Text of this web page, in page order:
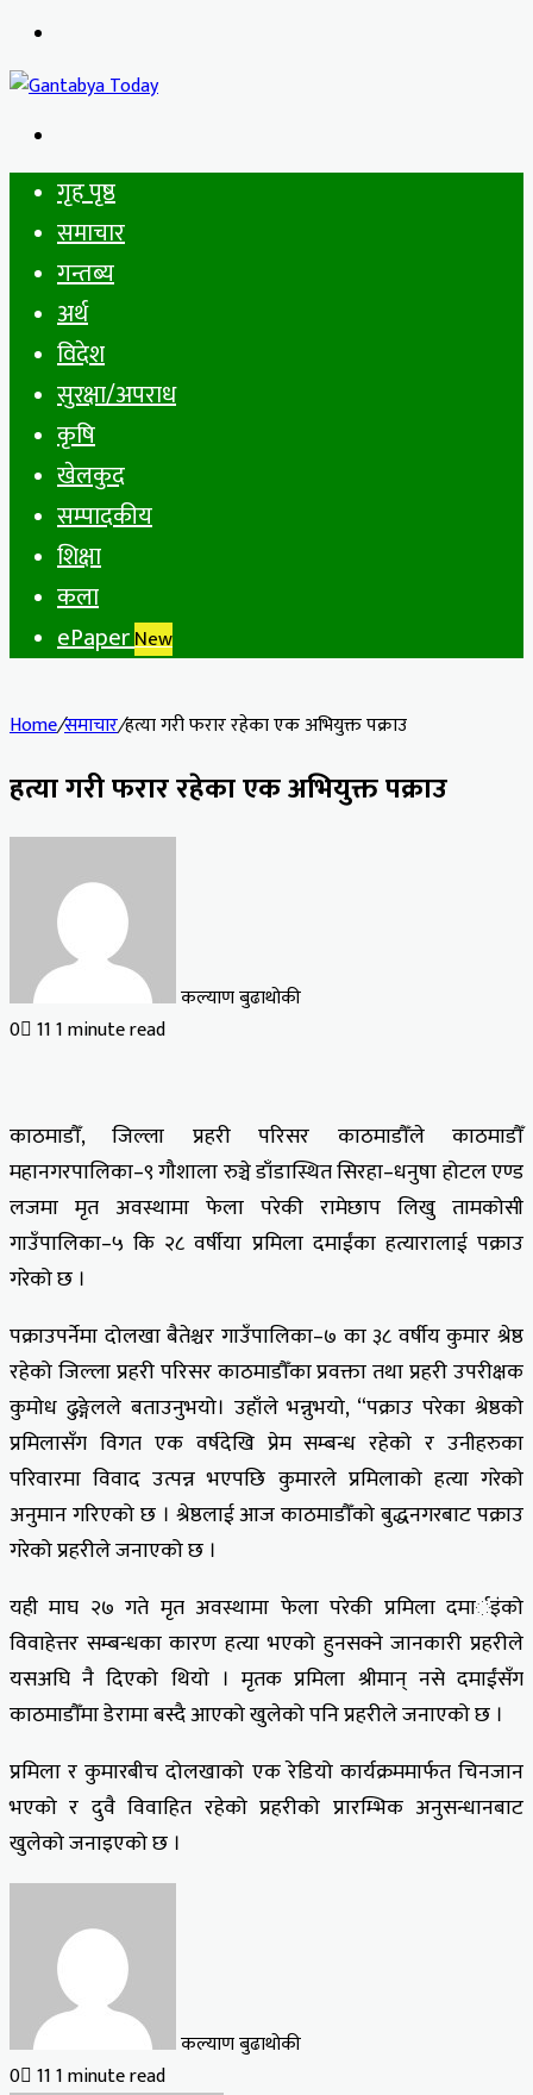
for
गृह पृष्ठ
समाचार
गन्तब्य
अर्थ
विदेश
सुरक्षा/अपराध
कृषि
खेलकुद
सम्पादकीय
शिक्षा
कला
ePaperNew
Home/समाचार/हत्या गरी फरार रहेका एक अभियुक्त पक्राउ
हत्या गरी फरार रहेका एक अभियुक्त पक्राउ
कल्याण बुढाथोकी
0 111 minute read
काठमाडौँ, जिल्ला प्रहरी परिसर काठमाडौँले काठमाडौँ
महानगरपालिका–९ गौशाला रुञ्चे डाँडास्थित सिरहा–धनुषा होटल एण्ड
लजमा मृत अवस्थामा फेला परेकी रामेछाप लिखु तामकोसी
गाउँपालिका–५ कि २८ वर्षीया प्रमिला दमाईंका हत्यारालाई पक्राउ
गरेको छ ।
पक्राउपर्नेमा दोलखा बैतेश्चर गाउँपालिका–७ का ३८ वर्षीय कुमार श्रेष्ठ
रहेको जिल्ला प्रहरी परिसर काठमाडौँका प्रवक्ता तथा प्रहरी उपरीक्षक
कुमोध ढुङ्गेलले बताउनुभयो। उहाँले भन्नुभयो, “पक्राउ परेका श्रेष्ठको
प्रमिलासँग विगत एक वर्षदेखि प्रेम सम्बन्ध रहेको र उनीहरुका
परिवारमा विवाद उत्पन्न भएपछि कुमारले प्रमिलाको हत्या गरेको
अनुमान गरिएको छ । श्रेष्ठलाई आज काठमाडौँको बुद्धनगरबाट पक्राउ
गरेको प्रहरीले जनाएको छ ।
यही माघ २७ गते मृत अवस्थामा फेला परेकी प्रमिला दमार्इंको
विवाहेत्तर सम्बन्धका कारण हत्या भएको हुनसक्ने जानकारी प्रहरीले
यसअघि नै दिएको थियो । मृतक प्रमिला श्रीमान् नसे दमाईंसँग
काठमाडौँमा डेरामा बस्दै आएको खुलेको पनि प्रहरीले जनाएको छ ।
प्रमिला र कुमारबीच दोलखाको एक रेडियो कार्यक्रममार्फत चिनजान
भएको र दुवै विवाहित रहेको प्रहरीको प्रारम्भिक अनुसन्धानबाट
खुलेको जनाइएको छ ।
कल्याण बुढाथोकी
0 111 minute read